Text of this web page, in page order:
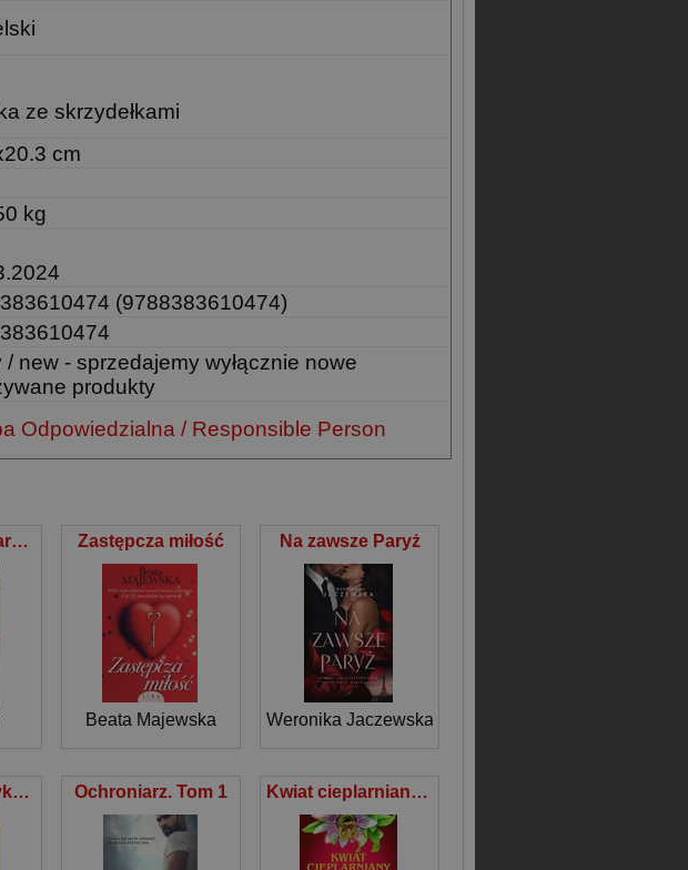
ze skrzydełkami
cm
kg
(9788383610474)
/ new - sprzedajemy wyłącznie nowe
produkty
Odpowiedzialna / Responsible Person
Księgarnia w Paryżu Zastępcza miłość
Beata Majewska
Na zawsze Paryż
Weronika Jaczewska
Miłość pod przykrywką Ochroniarz. Tom 1 Kwiat cieplarniany i 9 roślin wzbudzających pożądanie